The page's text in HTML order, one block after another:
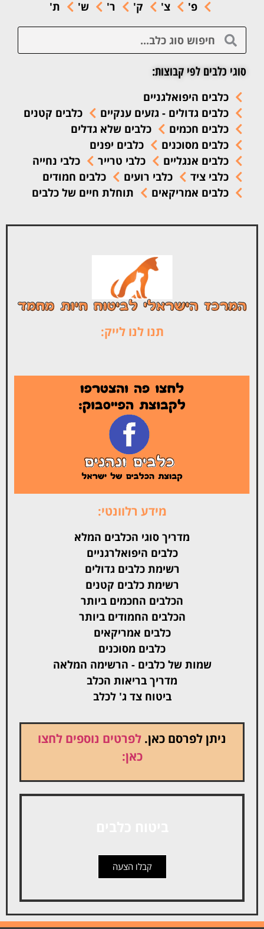
פ' צ' ק' ר' ש' ת'
סוגי כלבים לפי קבוצות:
כלבים היפואלגניים
כלבים גדולים - גזעים ענקיים
כלבים קטנים
כלבים חכמים
כלבים שלא גדלים
כלבים מסוכנים
כלבים יפנים
כלבים אנגליים
כלבי טרייר
כלבי נחייה
כלבי ציד
כלבי רועים
כלבים חמודים
כלבים אמריקאים
תוחלת חיים של כלבים
תנו לנו לייק:
מידע רלוונטי:
מדריך סוגי הכלבים המלא
כלבים היפואלרגניים
רשימת כלבים גדולים
רשימת כלבים קטנים
הכלבים החכמים ביותר
הכלבים החמודים ביותר
כלבים אמריקאים
כלבים מסוכנים
שמות של כלבים - הרשימה המלאה
מדריך בריאות הכלב
ביטוח צד ג' לכלב
ניתן לפרסם כאן. לפרטים נוספים לחצו
כאן:
קבלו הצעה